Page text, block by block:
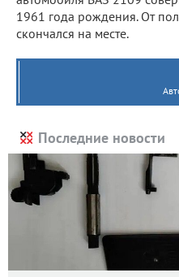
1961 года рождения. От
скончался на месте.
Последние новости